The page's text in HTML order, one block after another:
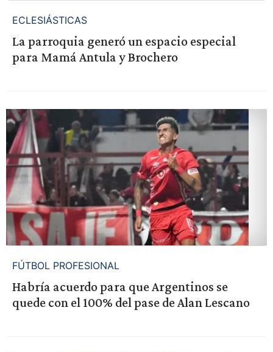
ECLESIÁSTICAS
La parroquia generó un espacio especial
para Mamá Antula y Brochero
FÚTBOL PROFESIONAL
Habría acuerdo para que Argentinos se
quede con el 100% del pase de Alan Lescano